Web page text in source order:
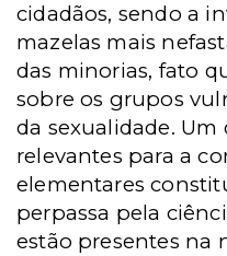
cidadãos, sendo a
mazelas mais
das minorias, fato
sobre os grupos
da sexualidade.
relevantes para a
elementares
perpassa pela
estão presentes na